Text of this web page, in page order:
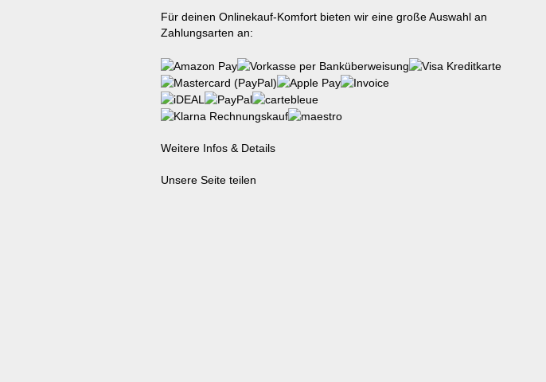
Für deinen Onlinekauf-Komfort bieten wir eine große Auswahl an
Zahlungsarten an:
Weitere Infos & Details
Unsere Seite teilen